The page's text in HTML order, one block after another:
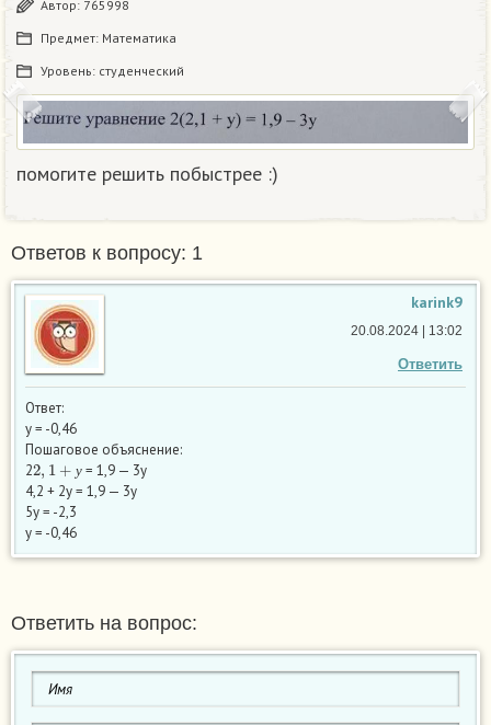
Автор: 765998
Предмет: Математика
Уровень: студенческий
помогите решить побыстрее :)
Ответов к вопросу: 1
karink9
Ответить
20.08.2024 | 13:02
Ответ:
у = -0,46
Пошаговое объяснение:
2
у
2,1+ у
= 1,9 — 3у
4,2 + 2у = 1,9 — 3у
5у = -2,3
у = -0,46
Ответить на вопрос: